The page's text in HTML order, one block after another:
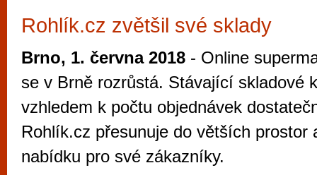
Rohlík.cz zvětšil své sklady
Brno, 1. června 2018 - Online
se v Brně rozrůstá. Stávající skladové
vzhledem k počtu objednávek
Rohlík.cz přesunuje do větších prostor
nabídku pro své zákazníky.
Průvodce
Brně: Od
automaty
Brno je
zajímavé
restaurace,
Mimo jiné je ale také místem, kde si